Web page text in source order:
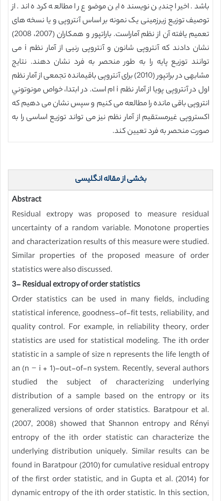
باشد. اخیرا چندین نویسنده این موضوع را مطالعه کرده اند. از
توصیف توزیع زیرزمینی یک نمونه بر اساس آنتروپی و یا نسخه های
تعمیم یافته آن از نظم آماراست. باراتپور و همکاران (2007، 2008)
نشان دادند که آنتروپی شانون و آنتروپی رنیی از آمار نظم i می
توانند توزیع پایه را به طور منحصر به فرد نشان دهند. نتایج
مشابهی در براتپور (2010) برای آنتروپی باقیمانده تجمعی از آمار نظم
اول در آنتروپی پویا از آمار نظم i ام است. در ابتدا، خواص مونوتوني
انتروپی باقی مانده را مطالعه می کنیم و سپس نشان می دهیم که
اکستروپی غیرمستقیم از آمار نظم نیز می تواند توزیع اساسی را به
صورت منحصر به فرد تعیین کند.
بخشی از مقاله انگلیسی
Abstract
Residual extropy was proposed to measure residual
uncertainty of a random variable. Monotone properties
and characterization results of this measure were studied.
Similar properties of the proposed measure of order
statistics were also discussed.
3- Residual extropy of order statistics
Order statistics can be used in many fields, including
statistical inference, goodness-of-fit tests, reliability, and
quality control. For example, in reliability theory, order
statistics are used for statistical modeling. The ith order
statistic in a sample of size n represents the life length of
an (n − i + 1)-out-of-n system. Recently, several authors
studied the subject of characterizing underlying
distribution of a sample based on the entropy or its
generalized versions of order statistics. Baratpour et al.
(2007, 2008) showed that Shannon entropy and Rényi
entropy of the ith order statistic can characterize the
underlying distribution uniquely. Similar results can be
found in Baratpour (2010) for cumulative residual entropy
of the first order statistic, and in Gupta et al. (2014) for
dynamic entropy of the ith order statistic. In this section,